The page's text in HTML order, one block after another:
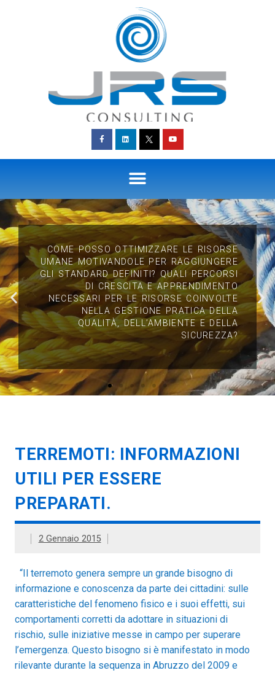
TERREMOTI: INFORMAZIONI
UTILI PER ESSERE
PREPARATI.
2 Gennaio 2015
“Il terremoto genera sempre un grande bisogno di
informazione e conoscenza da parte dei cittadini: sulle
caratteristiche del fenomeno fisico e i suoi effetti, sui
comportamenti corretti da adottare in situazioni di
rischio, sulle iniziative messe in campo per superare
l’emergenza. Questo bisogno si è manifestato in modo
rilevante durante la sequenza in Abruzzo del 2009 e